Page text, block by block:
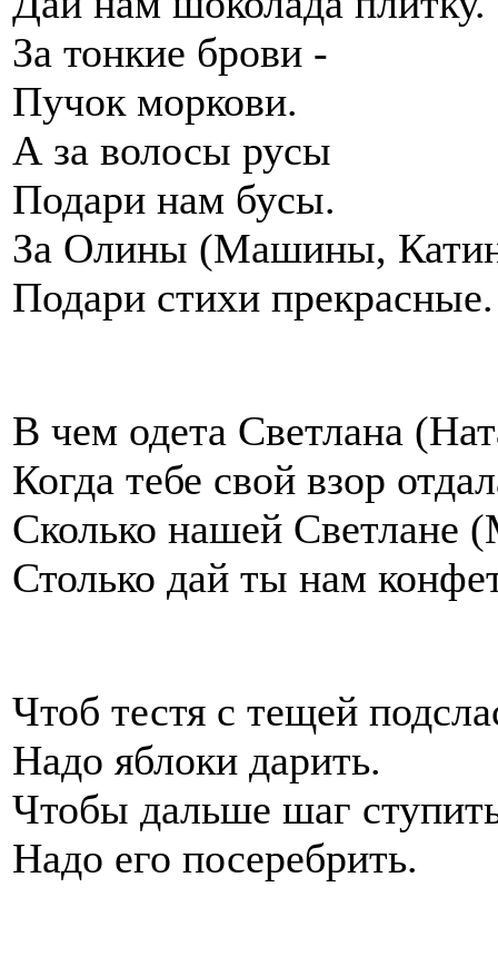
За тонкие брови -
Пучок моркови.
А за волосы русы
Подари нам бусы.
За Олины (Машины,
Подари стихи прекрасные.
В чем одета Светлана
Когда тебе свой взор
Сколько нашей Светлане
Столько дай ты нам
Чтоб тестя с тещей
Надо яблоки дарить.
Чтобы дальше шаг
Надо его посеребрить.